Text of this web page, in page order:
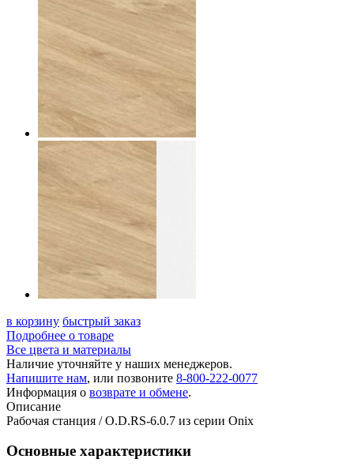
в корзину быстрый заказ
Подробнее о товаре
Все цвета и материалы
Наличие уточняйте у наших менеджеров.
Напишите нам, или позвоните 8-800-222-0077
Информация о возврате и обмене.
Описание
Рабочая станция / O.D.RS-6.0.7 из серии Onix
Основные характеристики